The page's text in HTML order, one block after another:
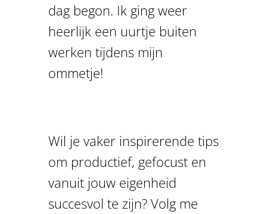
dag begon. Ik ging weer
heerlijk een uurtje buiten
werken tijdens mijn
ommetje!
Wil je vaker inspirerende tips
om productief, gefocust en
vanuit jouw eigenheid
succesvol te zijn? Volg me